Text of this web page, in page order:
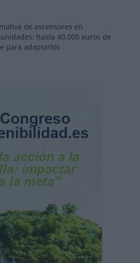
de ascensores en
hasta 40.000 euros de
para adaptarlos